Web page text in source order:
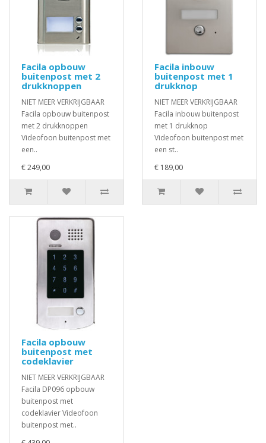
Facila opbouw
buitenpost met 2
drukknoppen
NIET MEER VERKRIJGBAAR
Facila opbouw buitenpost
met 2 drukknoppen
Videofoon buitenpost met
een..
€ 249,00
Facila inbouw
buitenpost met 1
drukknop
NIET MEER VERKRIJGBAAR
Facila inbouw buitenpost
met 1 drukknop
Videofoon buitenpost met
een st..
€ 189,00
Facila opbouw
buitenpost met
codeklavier
NIET MEER VERKRIJGBAAR
Facila DP096 opbouw
buitenpost met
codeklavier Videofoon
buitenpost met..